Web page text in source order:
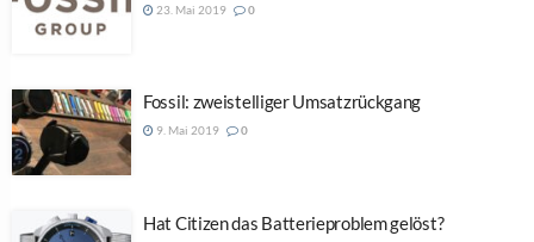
23. Mai 2019 0
Fossil: zweistelliger Umsatzrückgang
9. Mai 2019 0
Hat Citizen das Batterieproblem gelöst?